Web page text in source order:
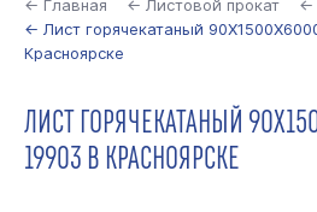
← Главная ← Листовой прокат
←
← Лист горячекатаный
Красноярске
ЛИСТ ГОРЯЧЕКАТАНЫЙ
19903 В КРАСНОЯРСКЕ